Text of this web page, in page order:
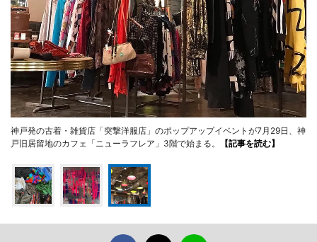
神戸発の古着・雑貨店「突撃洋服店」のポップアップイベントが7月29日、神
戸旧居留地のカフェ「ニューラフレア」3階で始まる。
【記事を読む】